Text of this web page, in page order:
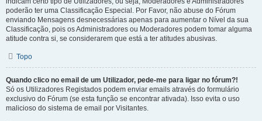
poderão ter uma Classificação Especial. Por Favor, não abuse do Fórum
enviando Mensagens desnecessárias apenas para aumentar o Nível da sua
Classificação, pois os Administradores ou Moderadores podem tomar alguma
atitude contra si, se considerarem que está a ter atitudes abusivas.
Topo
Quando clico no email de um Utilizador, pede-me para ligar no fórum?!
Só os Utilizadores Registados podem enviar emails através do formulário
exclusivo do Fórum (se esta função se encontrar ativada). Isso evita o uso
malicioso do sistema de email por Visitantes.